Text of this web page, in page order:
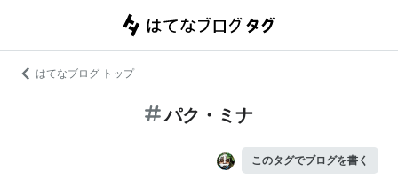
はてなブログ トップ
パク・ミナ
このタグでブログを書く